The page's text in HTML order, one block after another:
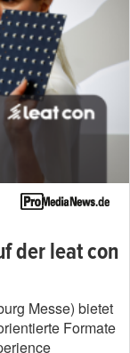
der leat con
Messe) bietet
Formate